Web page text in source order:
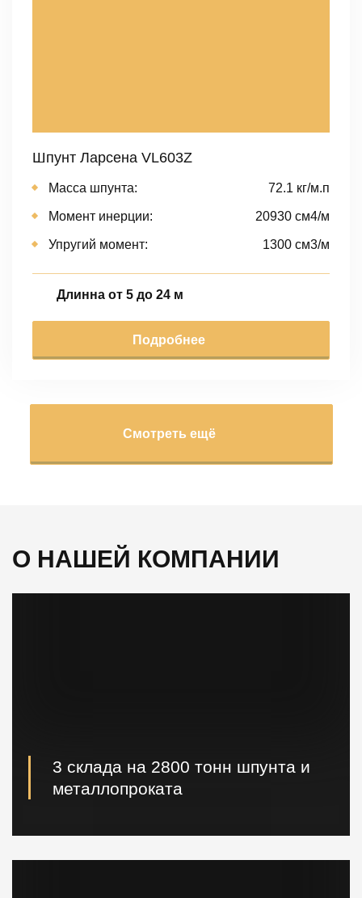
Шпунт Ларсена VL603Z
Масса шпунта: 72.1 кг/м.п
Момент инерции: 20930 cм4/м
Упругий момент: 1300 cм3/м
Длинна от 5 до 24 м
Подробнее
Смотреть ещё
О НАШЕЙ КОМПАНИИ
3 склада на 2800 тонн шпунта и
металлопроката